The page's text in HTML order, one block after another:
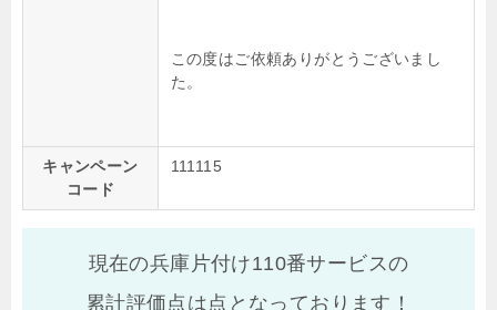
この度はご依頼ありがとうございまし
た。
キャンペーン
コード
111115
現在の兵庫片付け110番サービスの
累計評価点は点となっております！